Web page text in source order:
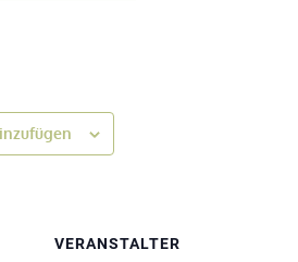
VERANSTALTER